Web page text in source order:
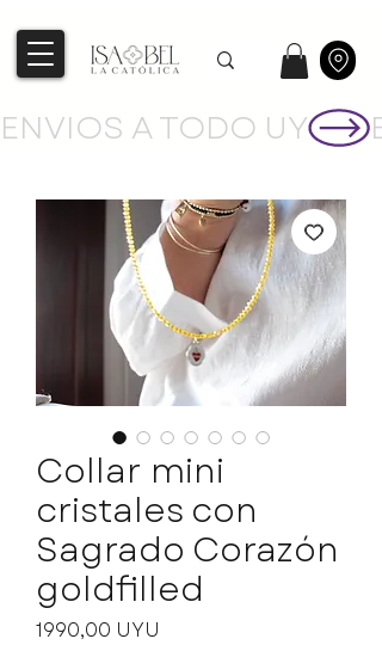
ENVIOS A TODO UY
Collar mini
cristales con
Sagrado Corazón
goldfilled
1990,00 UYU